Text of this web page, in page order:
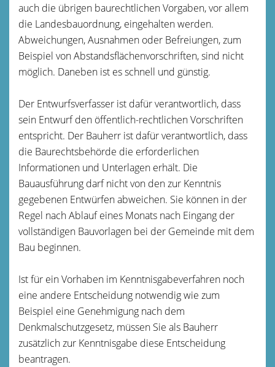
auch die übrigen baurechtlichen Vorgaben, vor allem
die Landesbauordnung, eingehalten werden.
Abweichungen, Ausnahmen oder Befreiungen, zum
Beispiel von Abstandsflächenvorschriften, sind nicht
möglich. Daneben ist es schnell und günstig.
Der Entwurfsverfasser ist dafür verantwortlich, dass
sein Entwurf den öffentlich-rechtlichen Vorschriften
entspricht. Der Bauherr ist dafür verantwortlich, dass
die Baurechtsbehörde die erforderlichen
Informationen und Unterlagen erhält. Die
Bauausführung darf nicht von den zur Kenntnis
gegebenen Entwürfen abweichen. Sie können in der
Regel nach Ablauf eines Monats nach Eingang der
vollständigen Bauvorlagen bei der Gemeinde mit dem
Bau beginnen.
Ist für ein Vorhaben im Kenntnisgabeverfahren noch
eine andere Entscheidung notwendig wie zum
Beispiel eine Genehmigung nach dem
Denkmalschutzgesetz, müssen Sie als Bauherr
zusätzlich zur Kenntnisgabe diese Entscheidung
beantragen.